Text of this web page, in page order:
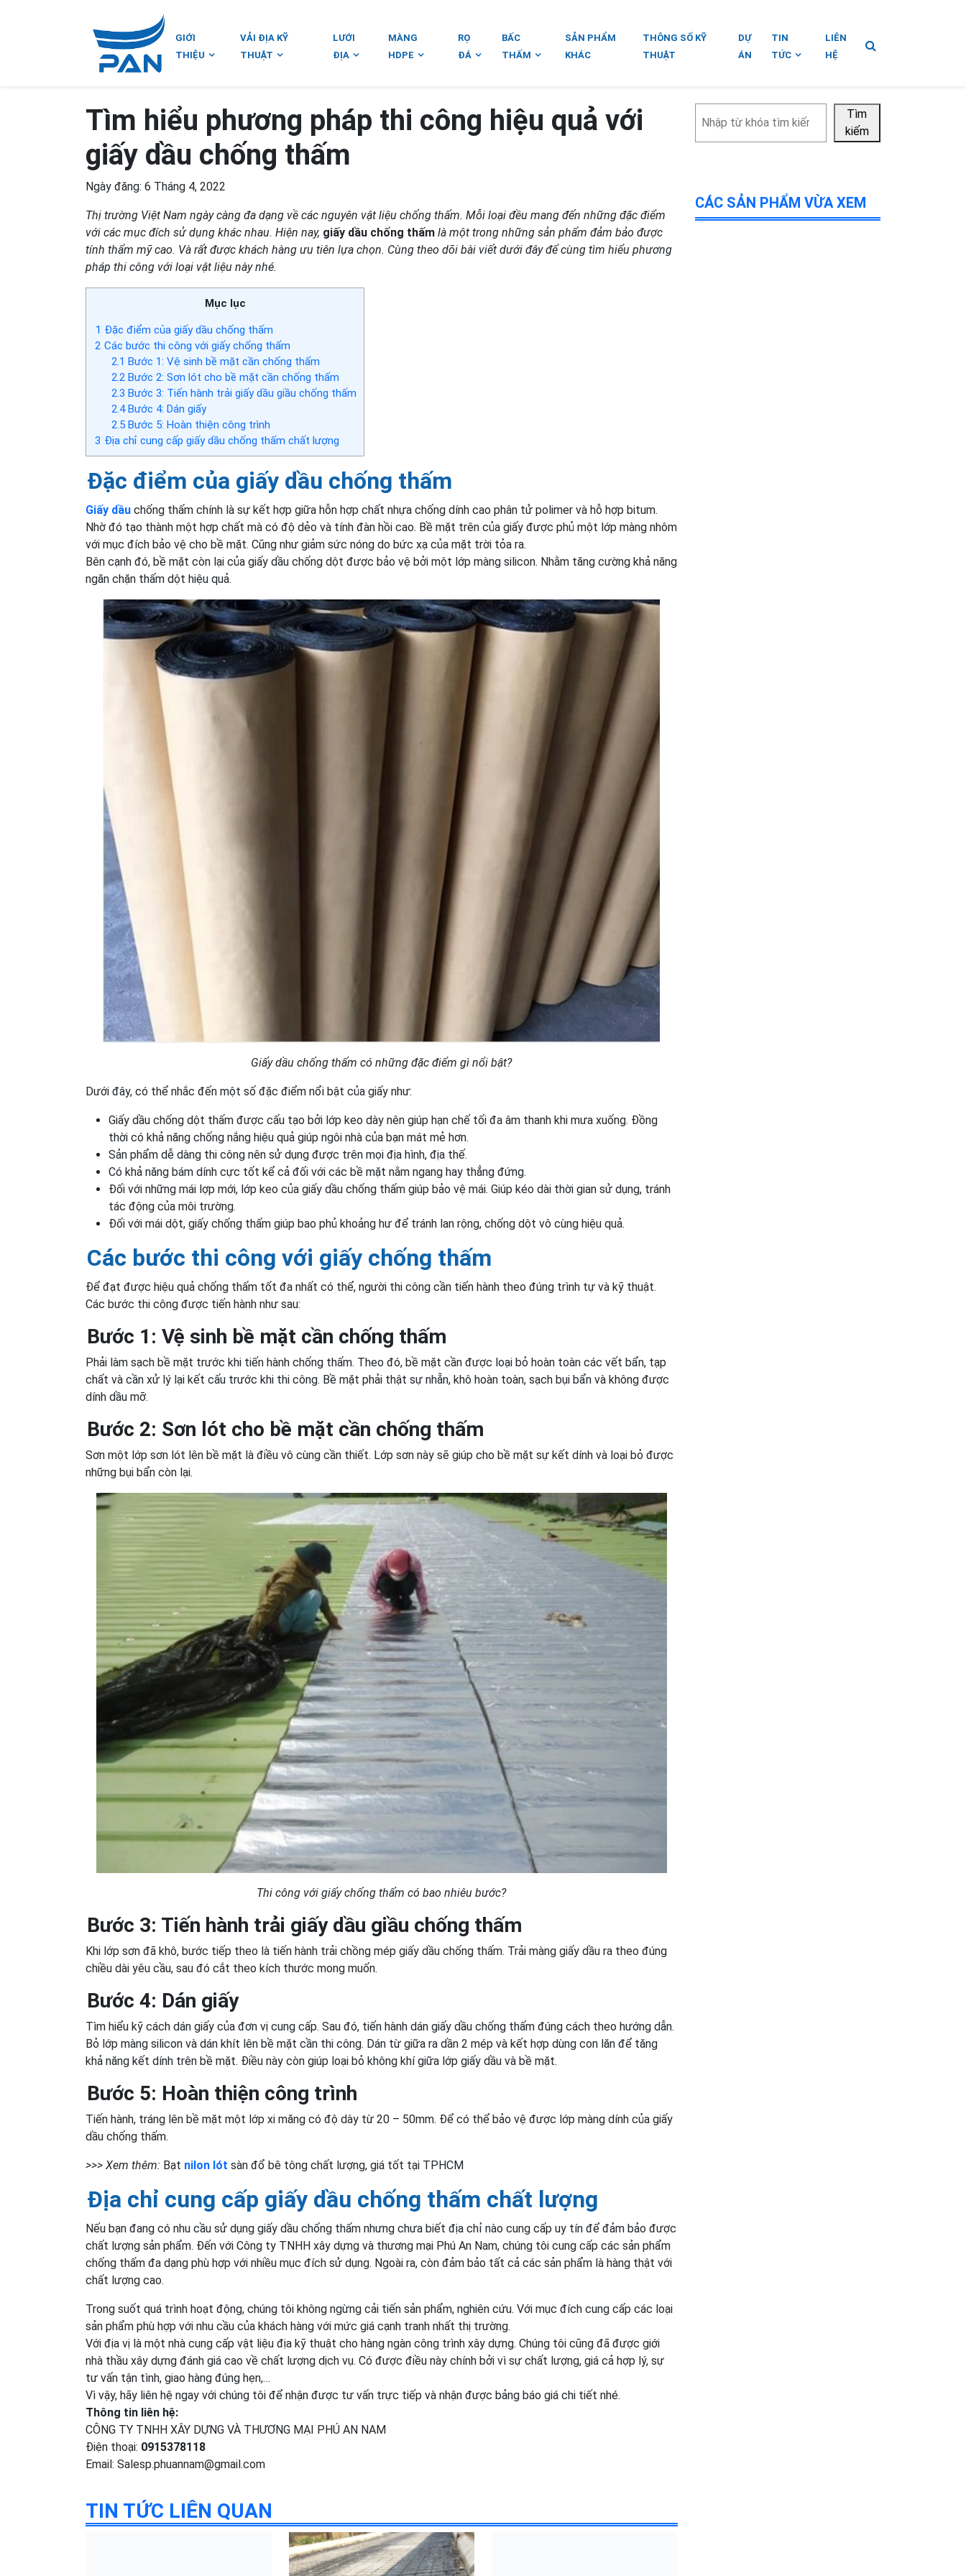
GIỚI
THIỆU
VẢI ĐỊA KỸ
THUẬT
LƯỚI
ĐỊA
MÀNG
HDPE
RỌ
ĐÁ
BẤC
THẤM
SẢN PHẨM
KHÁC
THÔNG SỐ KỸ
THUẬT
DỰ
ÁN
TIN
TỨC
LIÊN
HỆ
Tìm hiểu phương pháp thi công hiệu quả với
giấy dầu chống thấm
Ngày đăng: 6 Tháng 4, 2022
Thị trường Việt Nam ngày càng đa dạng về các nguyên vật liệu chống thấm. Mỗi loại đều mang đến những đặc điểm
với các mục đích sử dụng khác nhau. Hiện nay, giấy dầu chống thấm là một trong những sản phẩm đảm bảo được
tính thẩm mỹ cao. Và rất được khách hàng ưu tiên lựa chọn. Cùng theo dõi bài viết dưới đây để cùng tìm hiểu phương
pháp thi công với loại vật liệu này nhé.
Mục lục
1 Đặc điểm của giấy dầu chống thấm
2 Các bước thi công với giấy chống thấm
2.1 Bước 1: Vệ sinh bề mặt cần chống thấm
2.2Bước 2: Sơn lót cho bề mặt cần chống thấm
2.3 Bước 3: Tiến hành trải giấy dầu giầu chống thấm
2.4Bước 4: Dán giấy
2.5Bước 5: Hoàn thiện công trình
3 Địa chỉ cung cấp giấy dầu chống thấm chất lượng
Đặc điểm của giấy dầu chống thấm
Giấy dầu chống thấm chính là sự kết hợp giữa hỗn hợp chất nhựa chống dính cao phân tử polimer và hỗ hợp bitum.
Nhờ đó tạo thành một hợp chất mà có độ dẻo và tính đàn hồi cao. Bề mặt trên của giấy được phủ một lớp màng nhôm
với mục đích bảo vệ cho bề mặt. Cũng như giảm sức nóng do bức xạ của mặt trời tỏa ra.
Bên cạnh đó, bề mặt còn lại của giấy dầu chống dột được bảo vệ bởi một lớp màng silicon. Nhằm tăng cường khả năng
ngăn chặn thấm dột hiệu quả.
Giấy dầu chống thấm có những đặc điểm gì nổi bật?
Dưới đây, có thể nhắc đến một số đặc điểm nổi bật của giấy như:
Giấy dầu chống dột thấm được cấu tạo bởi lớp keo dày nên giúp hạn chế tối đa âm thanh khi mưa xuống. Đồng
thời có khả năng chống nắng hiệu quả giúp ngôi nhà của bạn mát mẻ hơn.
Sản phẩm dễ dàng thi công nên sử dụng được trên mọi địa hình, địa thế.
Có khả năng bám dính cực tốt kể cả đối với các bề mặt nằm ngang hay thẳng đứng.
Đối với những mái lợp mới, lớp keo của giấy dầu chống thấm giúp bảo vệ mái. Giúp kéo dài thời gian sử dụng, tránh
tác động của môi trường.
Đối với mái dột, giấy chống thấm giúp bao phủ khoảng hư để tránh lan rộng, chống dột vô cùng hiệu quả.
Các bước thi công với giấy chống thấm
Để đạt được hiệu quả chống thấm tốt đa nhất có thể, người thi công cần tiến hành theo đúng trình tự và kỹ thuật.
Các bước thi công được tiến hành như sau:
Bước 1: Vệ sinh bề mặt cần chống thấm
Phải làm sạch bề mặt trước khi tiến hành chống thấm. Theo đó, bề mặt cần được loại bỏ hoàn toàn các vết bẩn, tạp
chất và cần xử lý lại kết cấu trước khi thi công. Bề mặt phải thật sự nhẵn, khô hoàn toàn, sạch bụi bẩn và không được
dính dầu mỡ.
Bước 2: Sơn lót cho bề mặt cần chống thấm
Sơn một lớp sơn lót lên bề mặt là điều vô cùng cần thiết. Lớp sơn này sẽ giúp cho bề mặt sự kết dính và loại bỏ được
những bụi bẩn còn lại.
Thi công với giấy chống thấm có bao nhiêu bước?
Bước 3: Tiến hành trải giấy dầu giầu chống thấm
Khi lớp sơn đã khô, bước tiếp theo là tiến hành trải chồng mép giấy dầu chống thấm. Trải màng giấy dầu ra theo đúng
chiều dài yêu cầu, sau đó cắt theo kích thước mong muốn.
Bước 4: Dán giấy
Tìm hiểu kỹ cách dán giấy của đơn vị cung cấp. Sau đó, tiến hành dán giấy dầu chống thấm đúng cách theo hướng dẫn.
Bỏ lớp màng silicon và dán khít lên bề mặt cần thi công. Dán từ giữa ra dần 2 mép và kết hợp dùng con lăn để tăng
khả năng kết dính trên bề mặt. Điều này còn giúp loại bỏ không khí giữa lớp giấy dầu và bề mặt.
Bước 5: Hoàn thiện công trình
Tiến hành, tráng lên bề mặt một lớp xi măng có độ dày từ 20 – 50mm. Để có thể bảo vệ được lớp màng dính của giấy
dầu chống thấm.
>>> Xem thêm: Bạt nilon lót sàn đổ bê tông chất lượng, giá tốt tại TPHCM
Địa chỉ cung cấp giấy dầu chống thấm chất lượng
Nếu bạn đang có nhu cầu sử dụng giấy dầu chống thấm nhưng chưa biết địa chỉ nào cung cấp uy tín để đảm bảo được
chất lượng sản phẩm. Đến với Công ty TNHH xây dựng và thương mại Phú An Nam, chúng tôi cung cấp các sản phẩm
chống thấm đa dạng phù hợp với nhiều mục đích sử dụng. Ngoài ra, còn đảm bảo tất cả các sản phẩm là hàng thật với
chất lượng cao.
Trong suốt quá trình hoạt động, chúng tôi không ngừng cải tiến sản phẩm, nghiên cứu. Với mục đích cung cấp các loại
sản phẩm phù hợp với nhu cầu của khách hàng với mức giá cạnh tranh nhất thị trường.
Với địa vị là một nhà cung cấp vật liệu địa kỹ thuật cho hàng ngàn công trình xây dựng. Chúng tôi cũng đã được giới
nhà thầu xây dựng đánh giá cao về chất lượng dịch vụ. Có được điều này chính bởi vì sự chất lượng, giá cả hợp lý, sự
tư vấn tận tình, giao hàng đúng hẹn,…
Vì vậy, hãy liên hệ ngay với chúng tôi để nhận được tư vấn trực tiếp và nhận được bảng báo giá chi tiết nhé.
Thông tin liên hệ:
CÔNG TY TNHH XÂY DỰNG VÀ THƯƠNG MẠI PHÚ AN NAM
Điện thoại: 0915378118
Email: Salesp.phuannam@gmail.com
TIN TỨC LIÊN QUAN
kiếm
Tìm
kiếm
CÁC SẢN PHẨM VỪA XEM